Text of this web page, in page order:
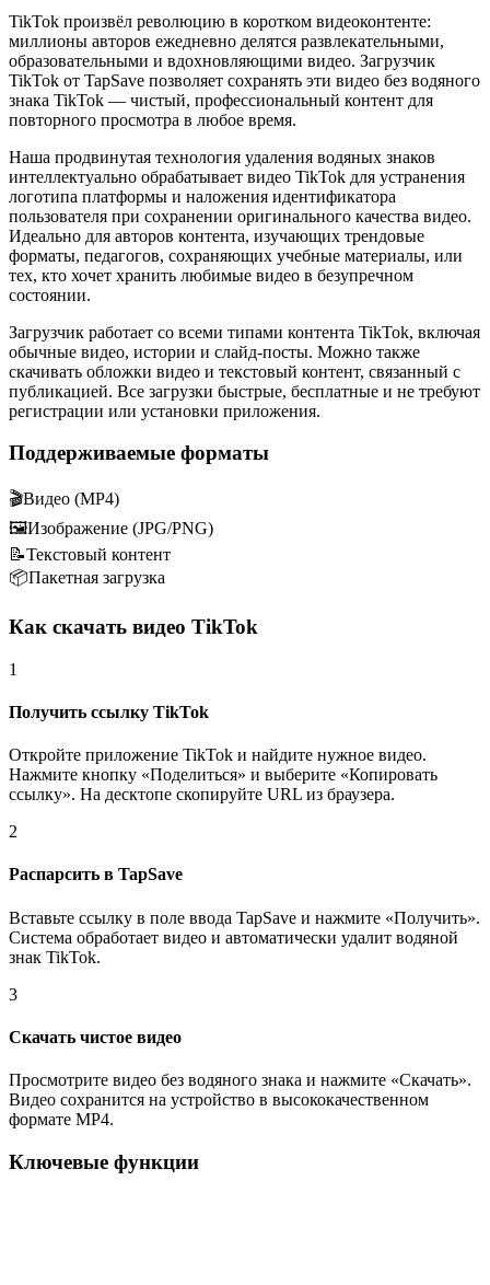
TikTok произвёл революцию в коротком видеоконтенте:
миллионы авторов ежедневно делятся развлекательными,
образовательными и вдохновляющими видео. Загрузчик
TikTok от TapSave позволяет сохранять эти видео без водяного
знака TikTok — чистый, профессиональный контент для
повторного просмотра в любое время.
Наша продвинутая технология удаления водяных знаков
интеллектуально обрабатывает видео TikTok для устранения
логотипа платформы и наложения идентификатора
пользователя при сохранении оригинального качества видео.
Идеально для авторов контента, изучающих трендовые
форматы, педагогов, сохраняющих учебные материалы, или
тех, кто хочет хранить любимые видео в безупречном
состоянии.
Загрузчик работает со всеми типами контента TikTok, включая
обычные видео, истории и слайд-посты. Можно также
скачивать обложки видео и текстовый контент, связанный с
публикацией. Все загрузки быстрые, бесплатные и не требуют
регистрации или установки приложения.
Поддерживаемые форматы
🎬Видео (MP4)
🖼️Изображение (JPG/PNG)
📝Текстовый контент
📦Пакетная загрузка
Как скачать видео TikTok
1
Получить ссылку TikTok
Откройте приложение TikTok и найдите нужное видео.
Нажмите кнопку «Поделиться» и выберите «Копировать
ссылку». На десктопе скопируйте URL из браузера.
2
Распарсить в TapSave
Вставьте ссылку в поле ввода TapSave и нажмите «Получить».
Система обработает видео и автоматически удалит водяной
знак TikTok.
3
Скачать чистое видео
Просмотрите видео без водяного знака и нажмите «Скачать».
Видео сохранится на устройство в высококачественном
формате MP4.
Ключевые функции